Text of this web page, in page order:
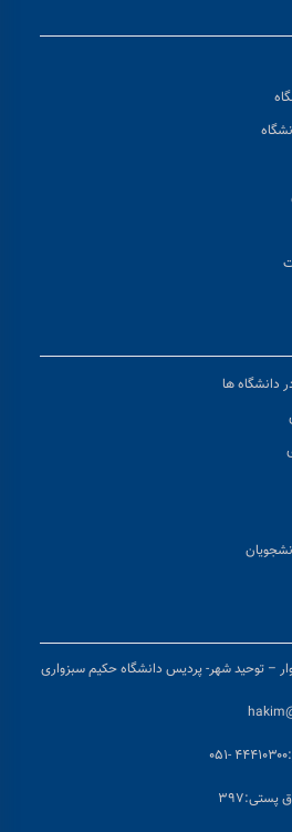
دانشگاه ها
– توحید شهر- پردیس دانشگاه حکیم سبزواری